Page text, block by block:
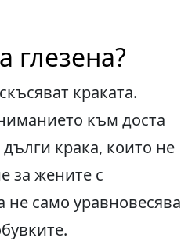
глезена?
краката.
към доста
крака, които не
за жените с
не само уравновесява